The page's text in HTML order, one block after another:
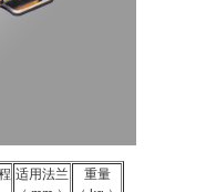
适用法兰
重量